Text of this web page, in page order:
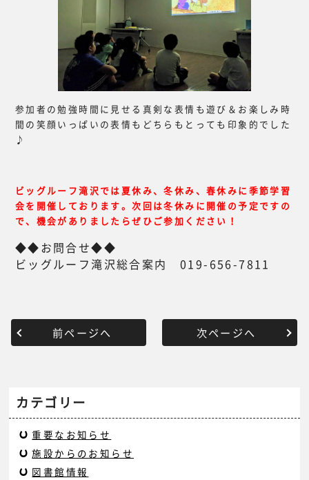
参加者の勉強時間に見せる真剣な表情も遊び＆お楽しみ時
間の笑顔いっぱいの表情もどちらもとっても印象的でした
♪
ビッグルーフ滝沢では夏休み、冬休み、春休みに季節学習
会を開催しております。次回は冬休みに開催の予定ですの
で、機会がありましたらぜひご参加ください！
◆◆お問合せ◆◆
ビッグルーフ滝沢総合案内 019-656-7811
前ページへ 次ページへ
カテゴリー
重要なお知らせ
施設からのお知らせ
図書館情報